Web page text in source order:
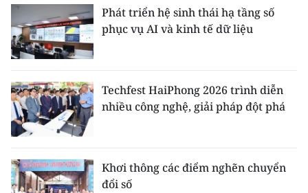
Phát triển hệ sinh thái hạ tầng số
phục vụ AI và kinh tế dữ liệu
Techfest HaiPhong 2026 trình diễn
nhiều công nghệ, giải pháp đột phá
Khơi thông các điểm nghẽn chuyển
đổi số